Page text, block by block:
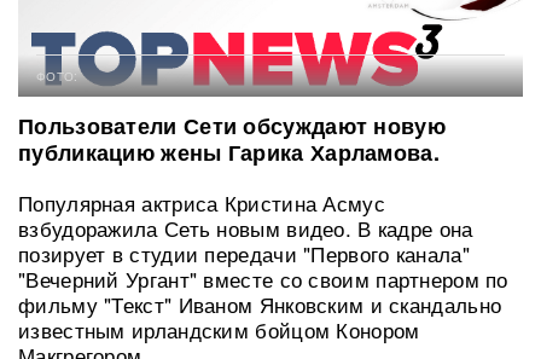
ФОТО:
Пользователи Сети обсуждают новую
публикацию жены Гарика Харламова.
Популярная актриса Кристина Асмус
взбудоражила Сеть новым видео. В кадре она
позирует в студии передачи "Первого канала"
"Вечерний Ургант" вместе со своим партнером по
фильму "Текст" Иваном Янковским и скандально
известным ирландским бойцом Конором